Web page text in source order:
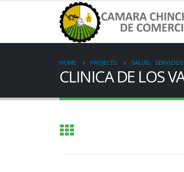
HOME PROJECTS SALUD, SERVICIOS
CLINICA DE LOS